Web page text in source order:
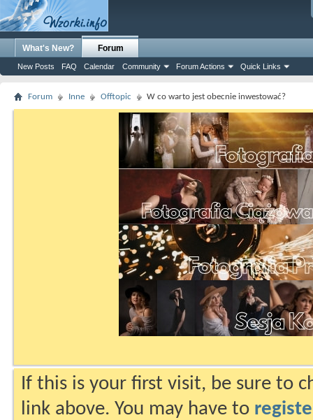
What's New? Forum
New Posts FAQ Calendar Community Forum Actions Quick Links
Forum Inne Offtopic W co warto jest obecnie inwestować?
If this is your first visit, be sure to
link above. You may have to